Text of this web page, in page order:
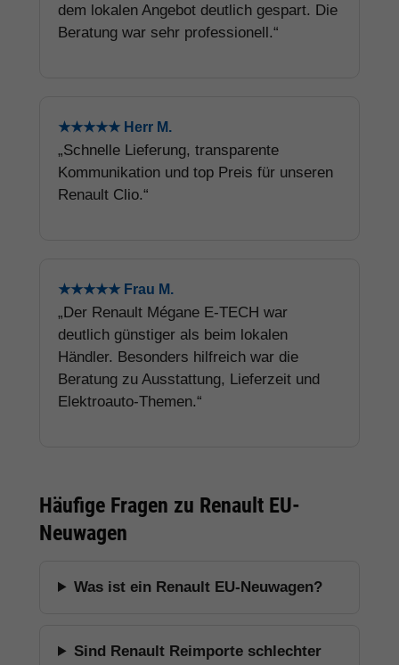
dem lokalen Angebot deutlich gespart. Die
Beratung war sehr professionell.“
★★★★★ Herr M.
„Schnelle Lieferung, transparente
Kommunikation und top Preis für unseren
Renault Clio.“
★★★★★ Frau M.
„Der Renault Mégane E-TECH war
deutlich günstiger als beim lokalen
Händler. Besonders hilfreich war die
Beratung zu Ausstattung, Lieferzeit und
Elektroauto-Themen.“
Häufige Fragen zu Renault EU-
Neuwagen
Was ist ein Renault EU-Neuwagen?
Sind Renault Reimporte schlechter